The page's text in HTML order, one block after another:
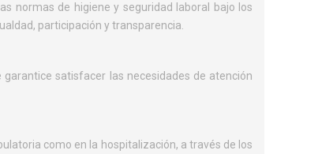
normas de higiene y seguridad laboral bajo los
participación y transparencia.
garantice satisfacer las necesidades de atención
como en la hospitalización, a través de los